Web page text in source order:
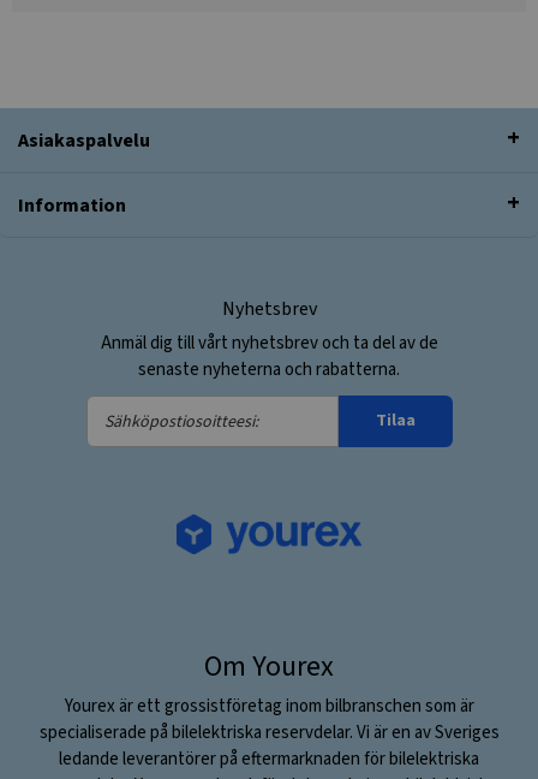
Asiakaspalvelu
Information
Nyhetsbrev
Anmäl dig till vårt nyhetsbrev och ta del av de
senaste nyheterna och rabatterna.
Sähköpostiosoitteesi:
Tilaa
Om Yourex
Yourex är ett grossistföretag inom bilbranschen som är
specialiserade på bilelektriska reservdelar. Vi är en av Sveriges
ledande leverantörer på eftermarknaden för bilelektriska